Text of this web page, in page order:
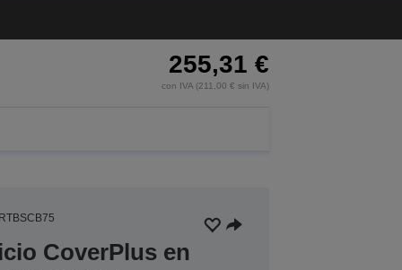
255,31 €
con IVA (211,00 € sin IVA)
CoverPlus en